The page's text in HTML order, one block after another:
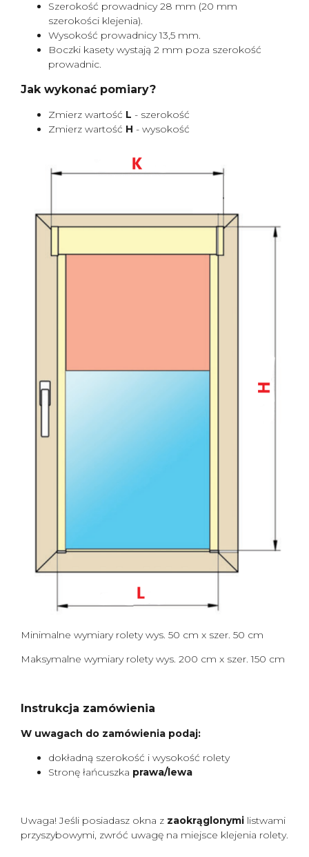
Szerokość prowadnicy 28 mm (20 mm
szerokości klejenia).
Wysokość prowadnicy 13,5 mm.
Boczki kasety wystają 2 mm poza szerokość
prowadnic.
Jak wykonać pomiary?
Zmierz wartość L - szerokość
Zmierz wartość H - wysokość
Minimalne wymiary rolety wys. 50 cm x szer. 50 cm
Maksymalne wymiary rolety wys. 200 cm x szer. 150 cm
Instrukcja zamówienia
W uwagach do zamówienia podaj:
dokładną szerokość i wysokość rolety
Stronę łańcuszka prawa/lewa
Uwaga! Jeśli posiadasz okna z zaokrąglonymi listwami
przyszybowymi, zwróć uwagę na miejsce klejenia rolety.